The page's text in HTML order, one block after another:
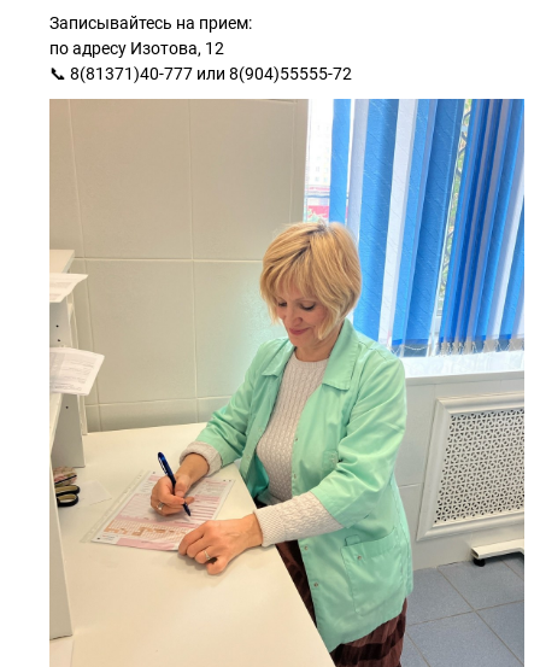
Записывайтесь на прием:
по адресу Изотова, 12
📞 8(81371)40-777 или 8(904)55555-72